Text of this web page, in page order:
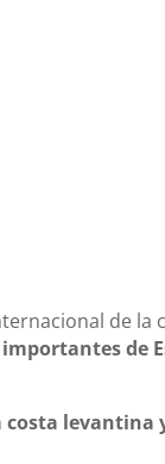
de la
de
levantina